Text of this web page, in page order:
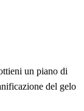
un piano di
del gelo